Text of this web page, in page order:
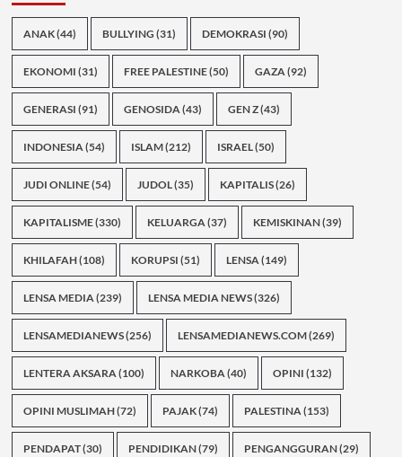
ANAK(44) BULLYING (31) DEMOKRASI (90)
EKONOMI (31) FREE PALESTINE(50) GAZA(92)
GENERASI (91) GENOSIDA(43) GEN Z(43)
INDONESIA(54) ISLAM(212) ISRAEL(50)
JUDI ONLINE(54) JUDOL(35) KAPITALIS(26)
KAPITALISME(330) KELUARGA(37) KEMISKINAN(39)
KHILAFAH(108) KORUPSI (51) LENSA(149)
LENSA MEDIA(239) LENSA MEDIA NEWS(326)
LENSAMEDIANEWS(256) LENSAMEDIANEWS.COM(269)
LENTERA AKSARA(100) NARKOBA(40) OPINI (132)
OPINI MUSLIMAH(72) PAJAK(74) PALESTINA(153)
PENDAPAT(30) PENDIDIKAN(79) PENGANGGURAN(29)